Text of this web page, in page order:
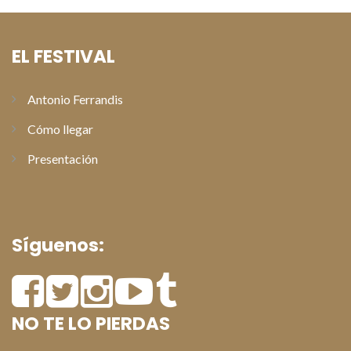
EL FESTIVAL
Antonio Ferrandis
Cómo llegar
Presentación
Síguenos:
NO TE LO PIERDAS